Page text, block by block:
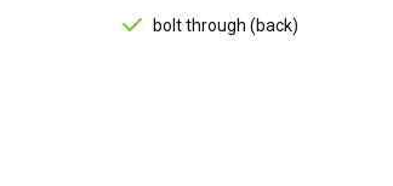
bolt through (back)